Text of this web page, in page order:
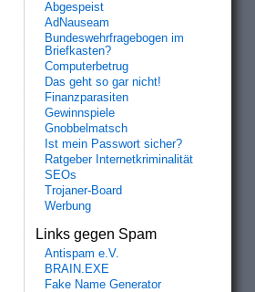
Abgespeist
AdNauseam
Bundeswehrfragebogen im
Briefkasten?
Computerbetrug
Das geht so gar nicht!
Finanzparasiten
Gewinnspiele
Gnobbelmatsch
Ist mein Passwort sicher?
Ratgeber Internetkriminalität
SEOs
Trojaner-Board
Werbung
Links gegen Spam
Antispam e.V.
BRAIN.EXE
Fake Name Generator